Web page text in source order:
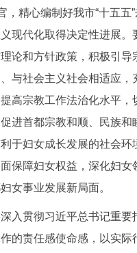
在线访谈
图说北京
，精心编制好我市“十五五
现代化取得决定性进展。
论和方针政策，积极引导
与社会主义社会相适应，
高宗教工作法治化水平，
进首都宗教和顺、民族和
于妇女成长发展的社会环
保障妇女权益，深化妇女
女事业发展新局面。
贯彻习近平总书记重要
的责任感使命感，以实际